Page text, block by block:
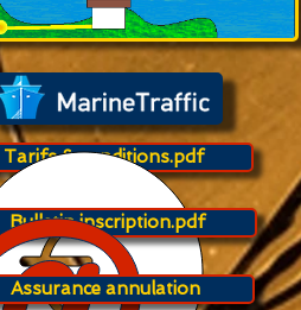
Tarifs & conditions.pdf
Bulletin inscription.pdf
Assurance annulation